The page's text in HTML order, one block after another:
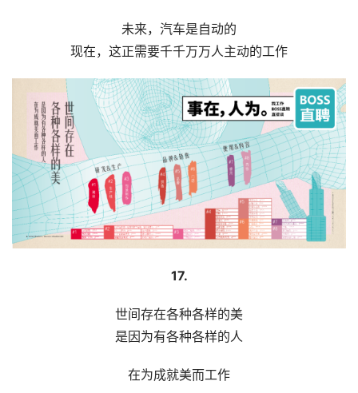
未来，汽车是自动的
现在，这正需要千千万万人主动的工作
17.
世间存在各种各样的美
是因为有各种各样的人
在为成就美而工作